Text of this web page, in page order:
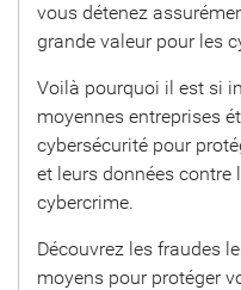
vous détenez
grande valeur pour les
Voilà pourquoi il est si
moyennes entreprises
cybersécurité pour
et leurs données contre
cybercrime.
Découvrez les fraudes
moyens pour protéger